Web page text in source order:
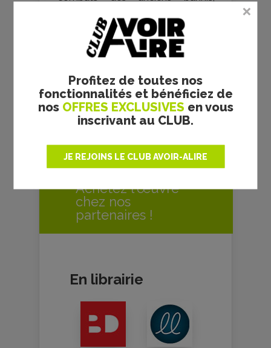
Profitez de toutes nos
fonctionnalités et bénéficiez de
nos OFFRES EXCLUSIVES en vous
inscrivant au CLUB.
JE REJOINS LE CLUB AVOIR-ALIRE
ainsi une tradition toujours vivace.
64 pages – 15,50 €
Baptiste Lépine
LA CHRONIQUE
Achetez l'œuvre
chez nos
partenaires !
En librairie